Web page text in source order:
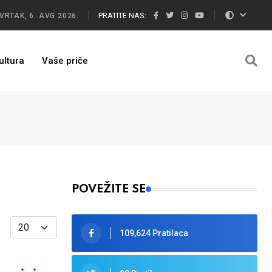
6. AVG 2026. PRATITE NAS:
Vaše priče
Display #
POVEŽITE SE
109,624 Pratilaca